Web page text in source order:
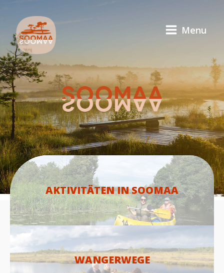
Menu
AKTIVITÄTEN IN SOOMAA
WANGERWEGE